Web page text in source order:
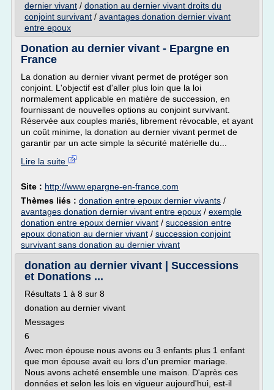
dernier vivant / donation au dernier vivant droits du
conjoint survivant / avantages donation dernier vivant
entre epoux
Donation au dernier vivant - Epargne en
France
La donation au dernier vivant permet de protéger son
conjoint. L'objectif est d'aller plus loin que la loi
normalement applicable en matière de succession, en
fournissant de nouvelles options au conjoint survivant.
Réservée aux couples mariés, librement révocable, et ayant
un coût minime, la donation au dernier vivant permet de
garantir par un acte simple la sécurité matérielle du...
Lire la suite
Site : http://www.epargne-en-france.com
Thèmes liés : donation entre epoux dernier vivants /
avantages donation dernier vivant entre epoux / exemple
donation entre epoux dernier vivant / succession entre
epoux donation au dernier vivant / succession conjoint
survivant sans donation au dernier vivant
donation au dernier vivant | Successions
et Donations ...
Résultats 1 à 8 sur 8
donation au dernier vivant
Messages
6
Avec mon épouse nous avons eu 3 enfants plus 1 enfant
que mon épouse avait eu lors d'un premier mariage.
Nous avons acheté ensemble une maison. D'après ces
données et selon les lois en vigueur aujourd'hui, est-il